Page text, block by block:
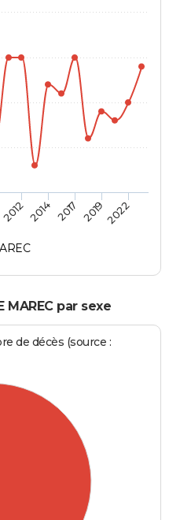
2012 2014 2017 20192022
par sexe
de décès (source :